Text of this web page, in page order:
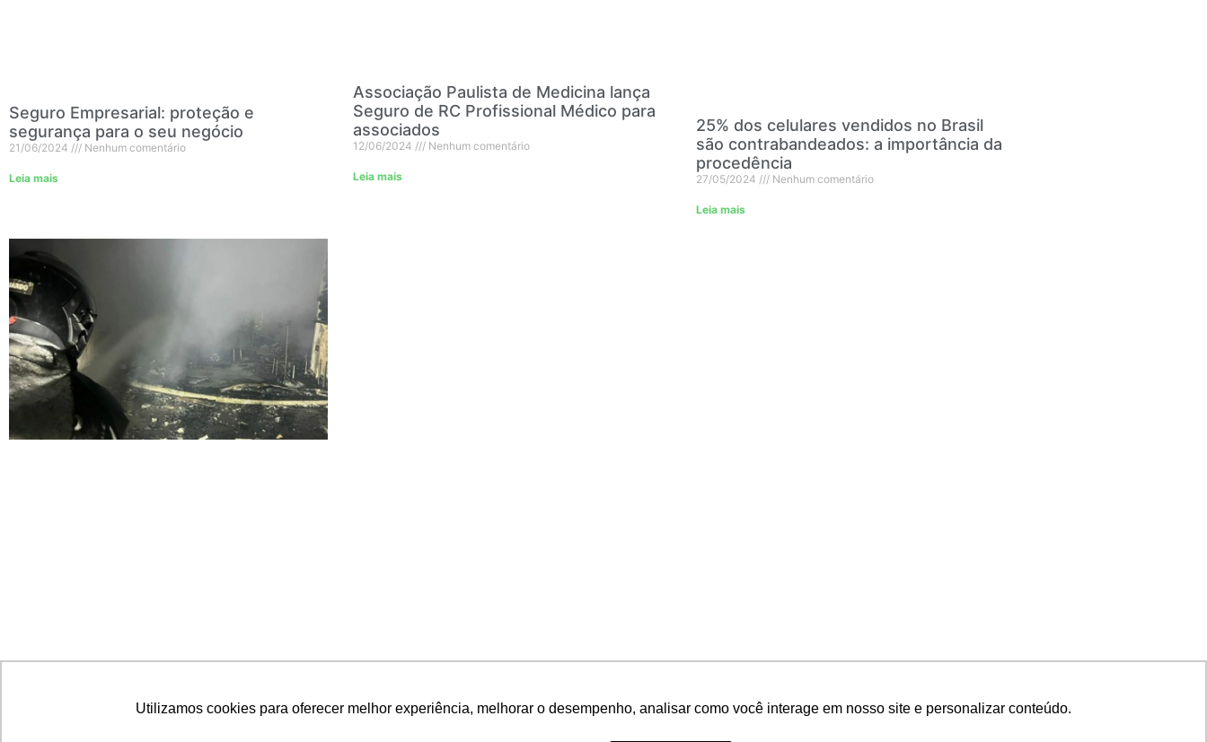
Utilizamos cookies para oferecer melhor experiência, melhorar o desempenho, analisar como você interage em nosso site e personalizar conteúdo.
Seguro Empresarial: proteção e
segurança para o seu negócio
21/06/2024 Nenhum comentário
Leia mais
Associação Paulista de Medicina lança
Seguro de RC Profissional Médico para
associados
12/06/2024 Nenhum comentário
Leia mais
25% dos celulares vendidos no Brasil
são contrabandeados: a importância da
procedência
27/05/2024 Nenhum comentário
Leia mais
Incêndio em shopping de Natal alerta